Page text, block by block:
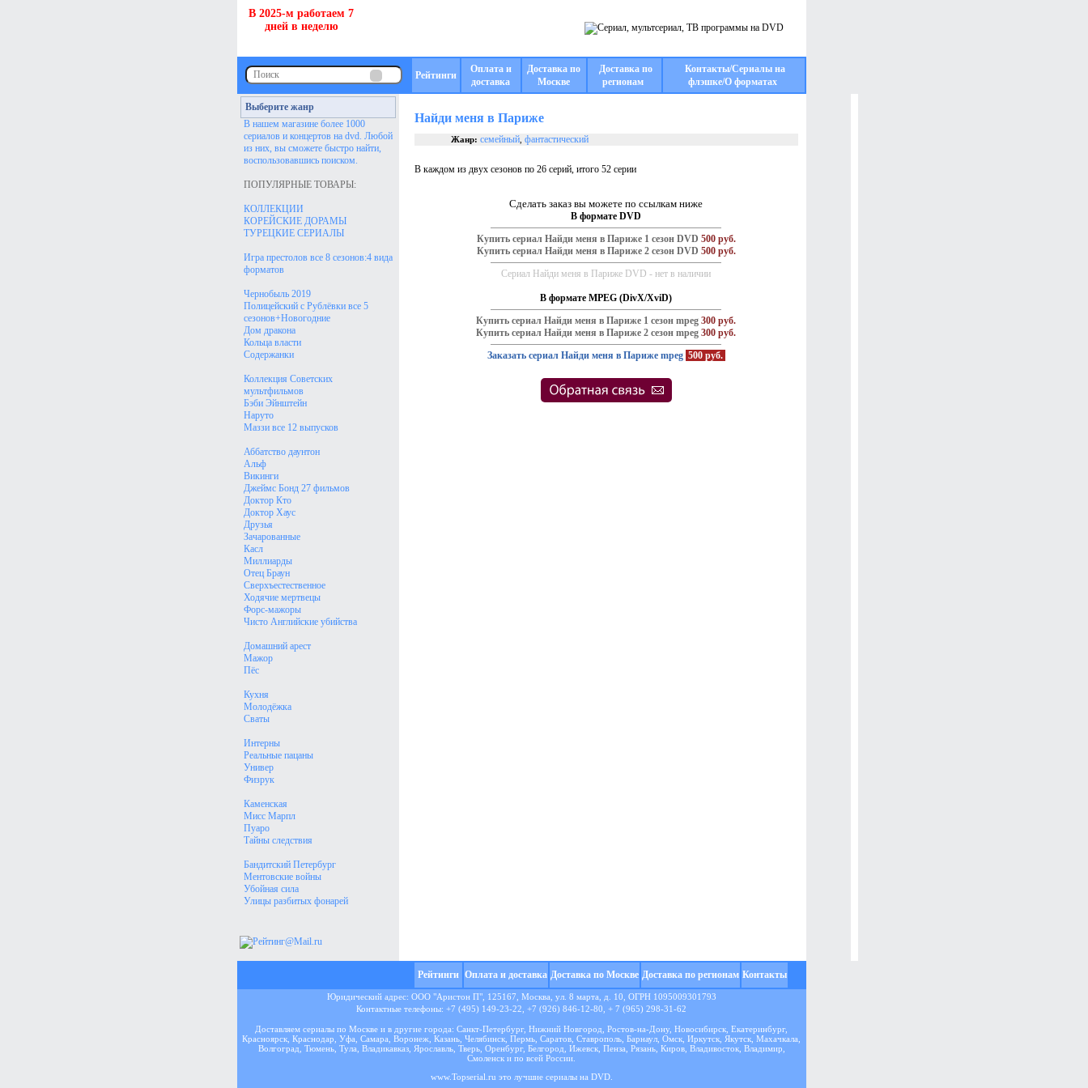
В 2025-м работаем 7
дней в неделю
Рейтинги
Оплата и
доставка
Доставка по
Москве
Доставка по
регионам
Контакты/Сериалы на
флэшке/О форматах
Выберите жанр
В нашем магазине более 1000
сериалов и концертов на dvd. Любой
из них, вы сможете быстро найти,
воспользовавшись поиском.
ПОПУЛЯРНЫЕ ТОВАРЫ:
КОЛЛЕКЦИИ
КОРЕЙСКИЕ ДОРАМЫ
ТУРЕЦКИЕ СЕРИАЛЫ
Игра престолов все 8 сезонов:4 вида
форматов
Чернобыль 2019
Полицейский с Рублёвки все 5
сезонов+Новогодние
Дом дракона
Кольца власти
Содержанки
Коллекция Советских
мультфильмов
Бэби Эйнштейн
Наруто
Маззи все 12 выпусков
Аббатство даунтон
Альф
Викинги
Джеймс Бонд 27 фильмов
Доктор Кто
Доктор Хаус
Друзья
Зачарованные
Касл
Миллиарды
Отец Браун
Сверхъестественное
Ходячие мертвецы
Форс-мажоры
Чисто Английские убийства
Домашний арест
Мажор
Пёс
Кухня
Молодёжка
Сваты
Интерны
Реальные пацаны
Универ
Физрук
Каменская
Мисс Марпл
Пуаро
Тайны следствия
Бандитский Петербург
Ментовские войны
Убойная сила
Улицы разбитых фонарей
Найди меня в Париже
Жанр: семейный, фантастический
В каждом из двух сезонов по 26 серий, итого 52 серии
Сделать заказ вы можете по ссылкам ниже
В формате DVD
Купить сериал Найди меня в Париже 1 сезон DVD 500 руб.
Купить сериал Найди меня в Париже 2 сезон DVD 500 руб.
Сериал Найди меня в Париже DVD - нет в наличии
В формате MPEG (DivX/XviD)
Купить сериал Найди меня в Париже 1 сезон mpeg 300 руб.
Купить сериал Найди меня в Париже 2 сезон mpeg 300 руб.
Заказать сериал Найди меня в Париже mpeg 500 руб.
Рейтинги Оплата и доставка Доставка по Москве Доставка по регионам Контакты
Юридический адрес: ООО "Аристон П", 125167, Москва, ул. 8 марта, д. 10, ОГРН 1095009301793
Контактные телефоны: +7 (495) 149-23-22, +7 (926) 846-12-80, + 7 (965) 298-31-62
Доставляем сериалы по Москве и в другие города: Санкт-Петербург, Нижний Новгород, Ростов-на-Дону, Новосибирск, Екатеринбург,
Красноярск, Краснодар, Уфа, Самара, Воронеж, Казань, Челябинск, Пермь, Саратов, Ставрополь, Барнаул, Омск, Иркутск, Якутск, Махачкала,
Волгоград, Тюмень, Тула, Владикавказ, Ярославль, Тверь, Оренбург, Белгород, Ижевск, Пенза, Рязань, Киров, Владивосток, Владимир,
Смоленск и по всей России.
www.Topserial.ru это лучшие сериалына DVD.